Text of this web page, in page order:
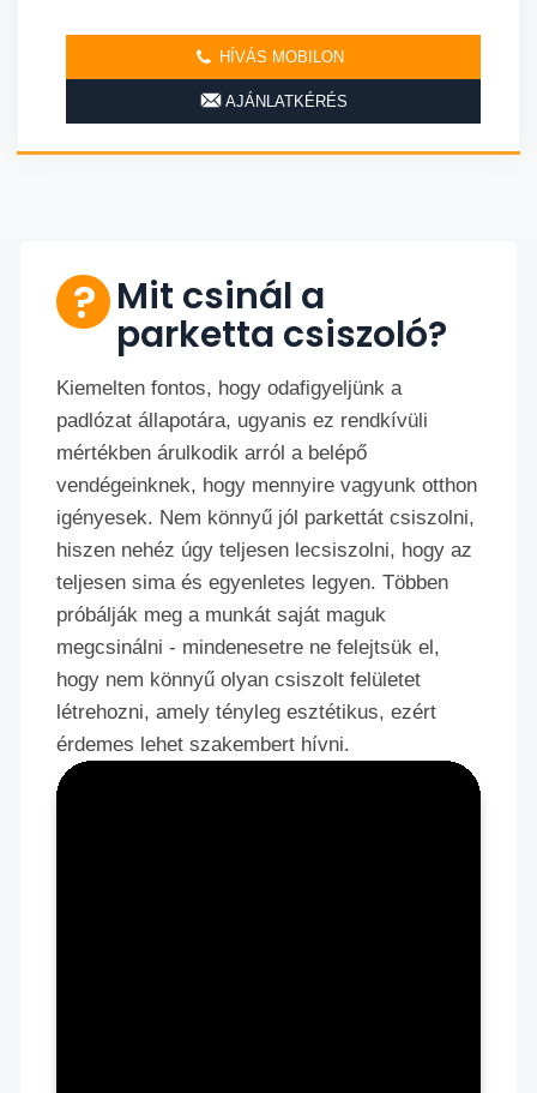
HÍVÁS MOBILON
AJÁNLATKÉRÉS
Mit csinál a
parketta csiszoló?
Kiemelten fontos, hogy odafigyeljünk a
padlózat állapotára, ugyanis ez rendkívüli
mértékben árulkodik arról a belépő
vendégeinknek, hogy mennyire vagyunk otthon
igényesek. Nem könnyű jól parkettát csiszolni,
hiszen nehéz úgy teljesen lecsiszolni, hogy az
teljesen sima és egyenletes legyen. Többen
próbálják meg a munkát saját maguk
megcsinálni - mindenesetre ne felejtsük el,
hogy nem könnyű olyan csiszolt felületet
létrehozni, amely tényleg esztétikus, ezért
érdemes lehet szakembert hívni.